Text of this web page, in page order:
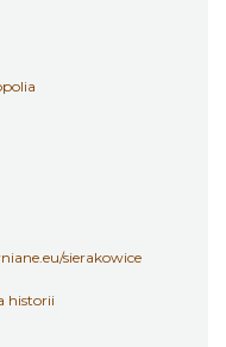
sierakowice
historii